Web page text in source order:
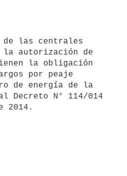
la autorización de
la obligación
por peaje
de energía de la
Decreto N° 114/014